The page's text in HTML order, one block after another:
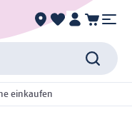
einkaufen